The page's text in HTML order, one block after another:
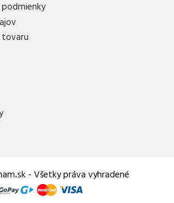
tovaru
.sk - Všetky práva vyhradené